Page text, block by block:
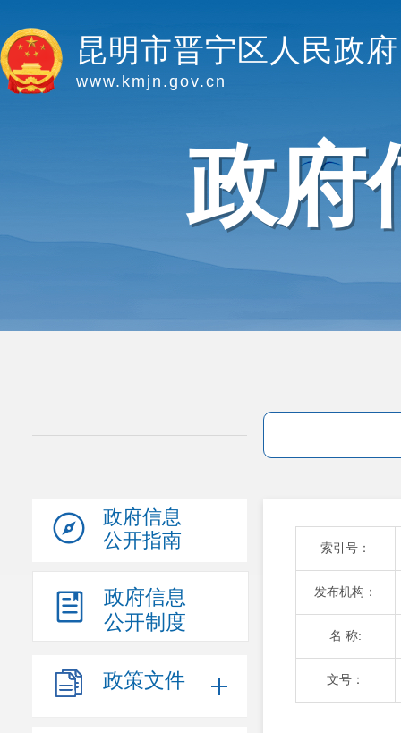
昆明市晋宁区人民政府
www.kmjn.gov.cn
政府
政府信息
公开指南
政府信息
公开制度
政策文件
索引号：
发布机构：
名 称:
文号：